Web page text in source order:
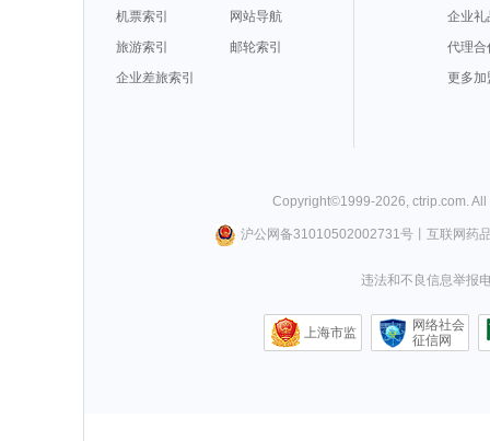
机票索引
网站导航
旅游索引
邮轮索引
企业差旅索引
企业礼
代理合
更多加
Copyright©1999-2026 ctrip.com .
沪公网备31010502002731号丨 互联网药
违法和不良信息举报
上海市监
网络社会
征信网